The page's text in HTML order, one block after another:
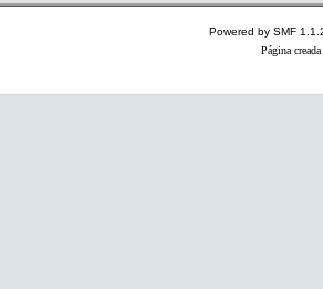
Powered by SMF
Página